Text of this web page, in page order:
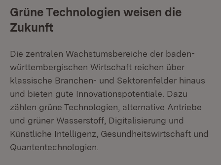
Grüne Technologien weisen die
Zukunft
Die zentralen Wachstumsbereiche der baden-
württembergischen Wirtschaft reichen über
klassische Branchen- und Sektorenfelder hinaus
und bieten gute Innovationspotentiale. Dazu
zählen grüne Technologien, alternative Antriebe
und grüner Wasserstoff, Digitalisierung und
Künstliche Intelligenz, Gesundheitswirtschaft und
Quantentechnologien.